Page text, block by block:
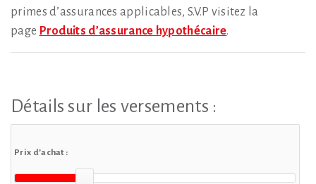
primes d’assurances applicables, S.V.P visitez la
page Produits d’assurance hypothécaire.
Détails sur les versements :
Prix d’achat :